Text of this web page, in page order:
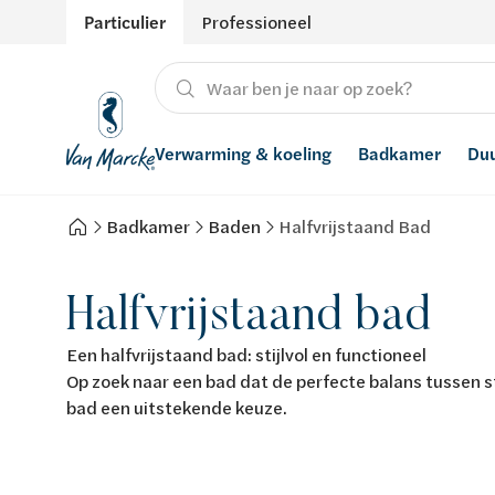
Particulier Professioneel
Verwarming & koeling
Verwarming
Koeling
Badkamer
Producten
Badkamers met richtprijs
Advies
Inspiratie
Hernieuwbare energie
Ventilatie
Regenwaterrecuperatie
Smart Home
Waterontharders
Waterfilters
Badkamer Baden Halfvrijstaand Bad
Halfvrijstaand bad
Een halfvrijstaand bad: stijlvol en functioneel
Op zoek naar een bad dat de perfecte balans
bad een uitstekende keuze.